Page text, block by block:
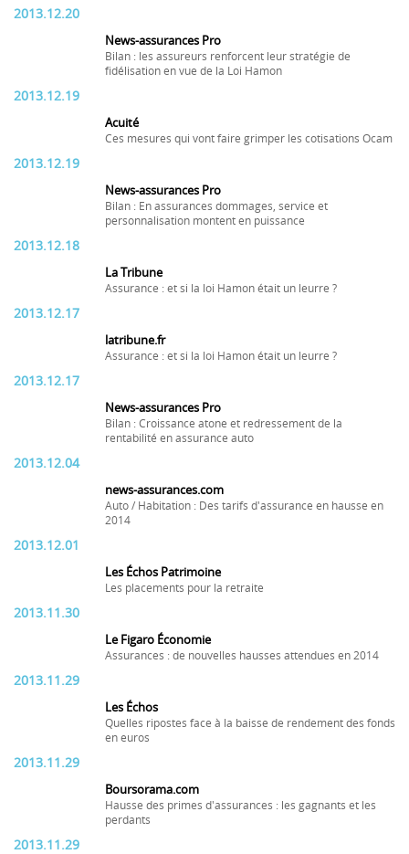
2013.12.20
News-assurances Pro
Bilan : les assureurs renforcent leur stratégie de
fidélisation en vue de la Loi Hamon
2013.12.19
Acuité
Ces mesures qui vont faire grimper les cotisations Ocam
2013.12.19
News-assurances Pro
Bilan : En assurances dommages, service et
personnalisation montent en puissance
2013.12.18
La Tribune
Assurance : et si la loi Hamon était un leurre ?
2013.12.17
latribune.fr
Assurance : et si la loi Hamon était un leurre ?
2013.12.17
News-assurances Pro
Bilan : Croissance atone et redressement de la
rentabilité en assurance auto
2013.12.04
news-assurances.com
Auto / Habitation : Des tarifs d'assurance en hausse en
2014
2013.12.01
Les Échos Patrimoine
Les placements pour la retraite
2013.11.30
Le Figaro Économie
Assurances : de nouvelles hausses attendues en 2014
2013.11.29
Les Échos
Quelles ripostes face à la baisse de rendement des fonds
en euros
2013.11.29
Boursorama.com
Hausse des primes d'assurances : les gagnants et les
perdants
2013.11.29